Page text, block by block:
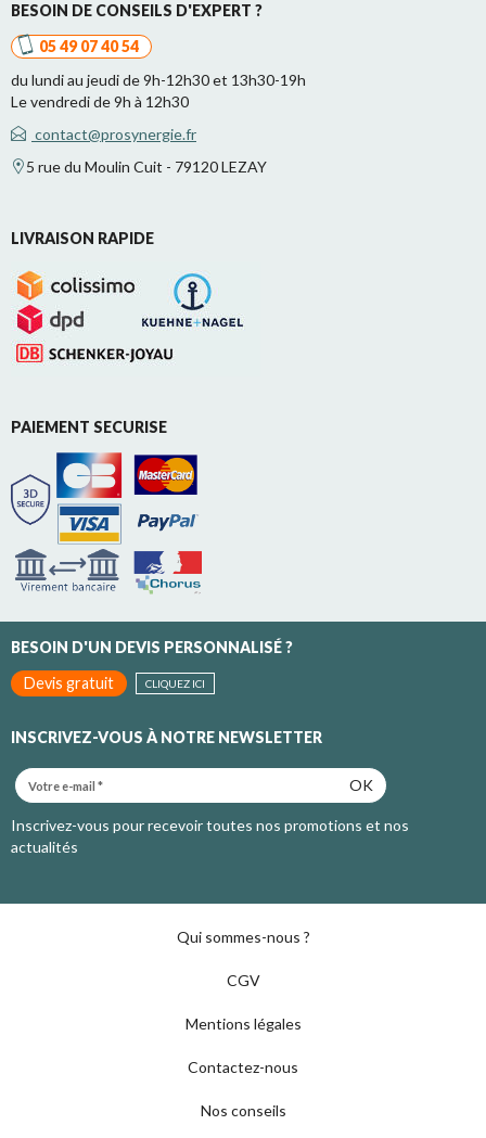
BESOIN DE CONSEILS D'EXPERT ?
05 49 07 40 54
du lundi au jeudi de 9h-12h30 et 13h30-19h
Le vendredi de 9h à 12h30
contact@prosynergie.fr
5 rue du Moulin Cuit - 79120 LEZAY
LIVRAISON RAPIDE
PAIEMENT SECURISE
BESOIN D'UN DEVIS PERSONNALISÉ ?
Devis gratuit
CLIQUEZ ICI
INSCRIVEZ-VOUS À NOTRE NEWSLETTER
OK
Inscrivez-vous pour recevoir toutes nos promotions et nos
actualités
Qui sommes-nous ?
CGV
Mentions légales
Contactez-nous
Nos conseils